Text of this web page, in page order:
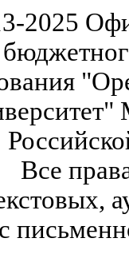
2025
Все